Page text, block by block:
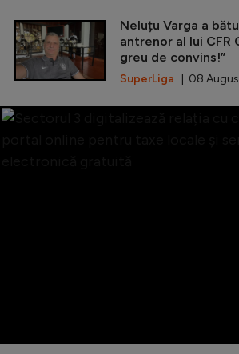
Neluțu Varga a
antrenor al lui CFR
greu de convins!”
SuperLiga | 08